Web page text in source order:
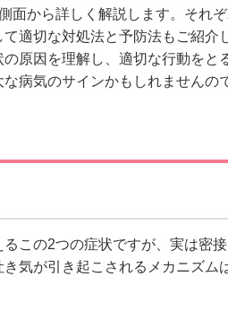
面から詳しく解説します。それ
適切な対処法と予防法もご紹介
原因を理解し、適切な行動をと
病気のサインかもしれませんの
この2つの症状ですが、実は密
気が引き起こされるメカニズム